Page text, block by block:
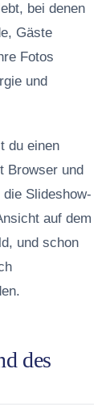
bei denen
Gäste
Fotos
und
du einen
Browser und
die Slideshow-
auf dem
und schon
des